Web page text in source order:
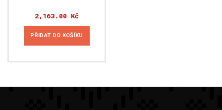
2,163.00 Kč
PŘIDAT DO KOŠÍKU